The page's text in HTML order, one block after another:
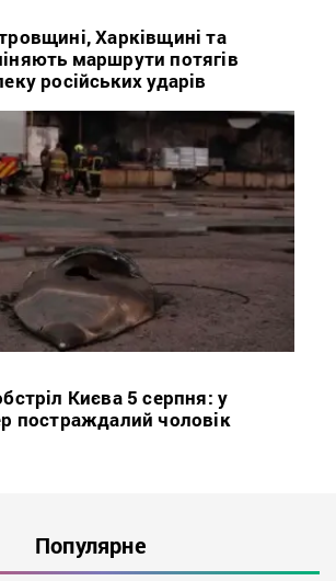
Харківщині та
маршрути потягів
російських ударів
Києва 5 серпня: у
постраждалий чоловік
Популярне